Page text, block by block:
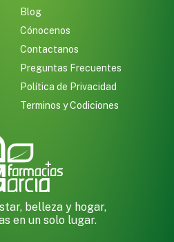
Blog
Cónocenos
Contactanos
Preguntas Frecuentes
Política de Privacidad
Terminos y Codiciones
belleza y hogar,
en un solo lugar.